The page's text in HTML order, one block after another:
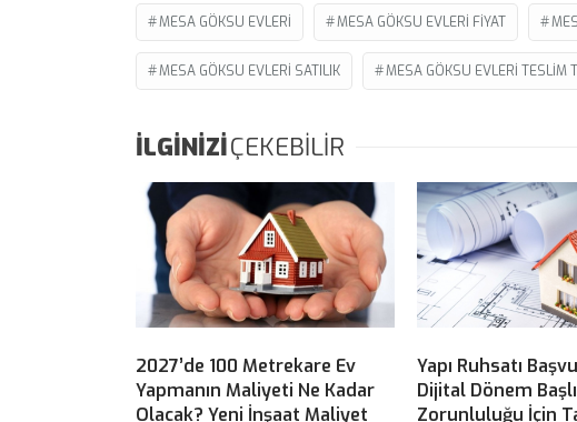
MESA GÖKSU EVLERI MESA GÖKSU EVLERI FIYAT
MESA GÖKSU EVLERI SATILIK MESA GÖKSU EVLERI TESLIM
İLGİNİZİÇEKEBİLİR
2027’de 100 Metrekare Ev
Yapmanın Maliyeti Ne Kadar
Olacak? Yeni İnşaat Maliyet
Yapı Ruhsatı
Dijital Dönem
Zorunluluğu İçin